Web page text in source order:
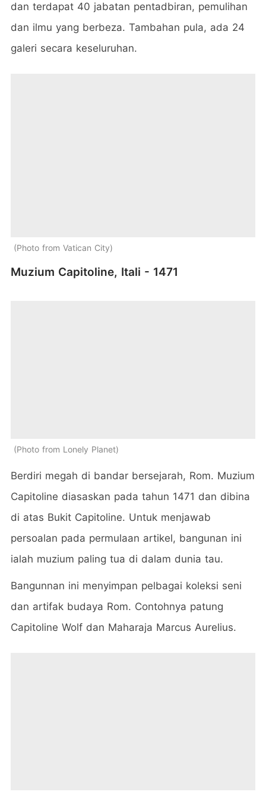
dan terdapat 40 jabatan pentadbiran, pemulihan
dan ilmu yang berbeza. Tambahan pula, ada 24
galeri secara keseluruhan.
Photo from Vatican City
Muzium Capitoline, Itali - 1471
Photo from Lonely Planet
Berdiri megah di bandar bersejarah, Rom. Muzium
Capitoline diasaskan pada tahun 1471 dan dibina
di atas Bukit Capitoline. Untuk menjawab
persoalan pada permulaan artikel, bangunan ini
ialah muzium paling tua di dalam dunia tau.
Bangunnan ini menyimpan pelbagai koleksi seni
dan artifak budaya Rom. Contohnya patung
Capitoline Wolf dan Maharaja Marcus Aurelius.